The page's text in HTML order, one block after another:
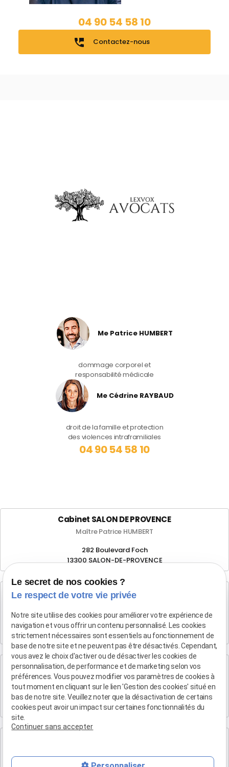
04 90 54 58 10
perm_phone_msg Contactez-nous
Me Patrice HUMBERT
dommage corporel et
responsabilité médicale
Me Cédrine RAYBAUD
droit de la famille et protection
des violences intraframiliales
04 90 54 58 10
Cabinet SALON DE PROVENCE
Maître Patrice HUMBERT
282 Boulevard Foch
13300 SALON-DE-PROVENCE
Cabinet d'Aix-en-Provence
4 rue du Quatre-Septembre
13100 AIX EN PROVENCE
Cabinet de Marseille
Maître Patrice HUMBERT
19 Bd Arthur Michaud
13015 MARSEILLE
Le secret de nos cookies ?
Le respect de votre vie privée
Notre site utilise des cookies pour améliorer votre expérience de
navigation et vous offrir un contenu personnalisé. Les cookies
strictement nécessaires sont essentiels au fonctionnement de
base de notre site et ne peuvent pas être désactivés. Cependant,
vous avez le choix d'activer ou de désactiver les cookies de
personnalisation, de performance et de marketing selon vos
préférences. Vous pouvez modifier vos paramètres de cookies à
tout moment en cliquant sur le lien 'Gestion des cookies' situé en
bas de notre site. Veuillez noter que la désactivation de certains
cookies peut avoir un impact sur certaines fonctionnalités du
site.
Continuer sans accepter